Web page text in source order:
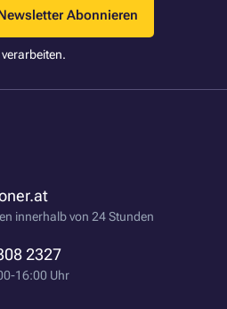
Abonnieren
innerhalb von 24 Stunden
2327
16:00 Uhr